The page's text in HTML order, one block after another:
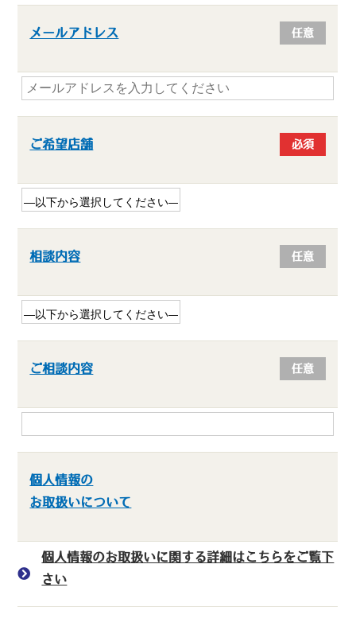
メールアドレス 任意
ご希望店舗 必須
相談内容 任意
ご相談内容 任意
個人情報の
お取扱いについて
個人情報のお取扱いに関する詳細はこちらをご覧下
さい